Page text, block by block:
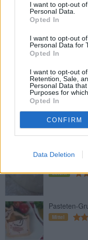
I want to opt-out
Personal Data.
Opted In
I want to opt-out
Personal Data for
Opted In
I want to opt-out
Retention, Sale,
Personal Data
Purposes for
Opted In
CONFIRM
Data Deletion
Mittel
Vollkorn-
Leicht
Mürbteig-
Leicht
Leicht
Pasteten-
Mittel